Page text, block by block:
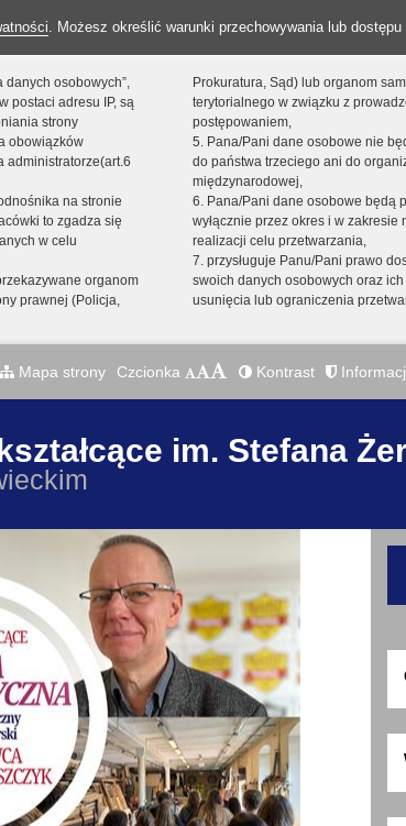
. Możesz określić warunki przechowywania lub
danych osobowych”,
postaci adresu IP, są
strony
obowiązków
administratorze(art.6
na stronie
to zgadza się
w celu
organom
prawnej (Policja,
Prokuratura, Sąd) lub organom
terytorialnego w związku z
postępowaniem,
5. Pana/Pani dane osobowe nie
do państwa trzeciego ani do
międzynarodowej,
6. Pana/Pani dane osobowe będą
wyłącznie przez okres i w zakresie
realizacji celu przetwarzania,
7. przysługuje Panu/Pani prawo
swoich danych osobowych oraz
usunięcia lub ograniczenia
Mapa strony Czcionka Kontrast
im. Stefana